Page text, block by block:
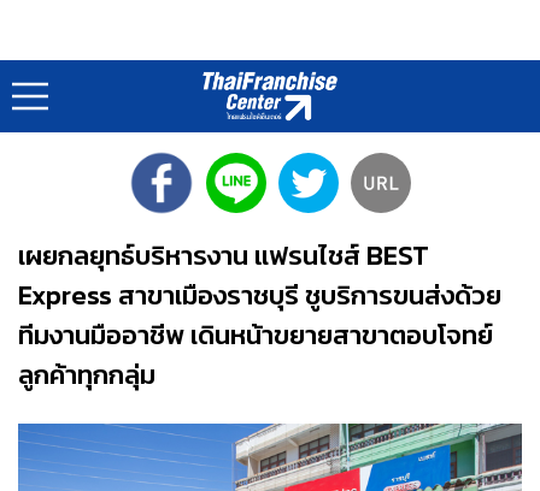
ข่าวแฟรนไชส์ : Franchise News
หน้าแรก
แฟรนไชส์
เผยกลยุทธ์บริหารงาน แฟรนไชส์ BEST
Express สาขาเมืองราชบุรี ชูบริการขนส่งด้วย
ทีมงานมืออาชีพ เดินหน้าขยายสาขาตอบโจทย์
ลูกค้าทุกกลุ่ม